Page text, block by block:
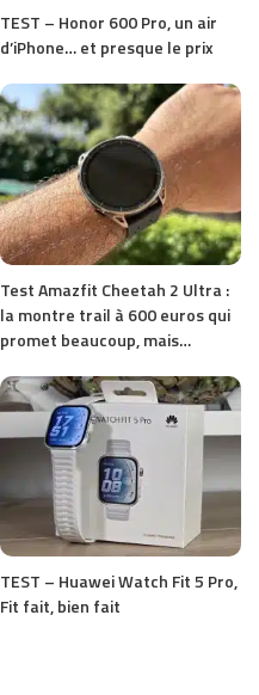
TEST – Honor 600 Pro, un air
d’iPhone… et presque le prix
Test Amazfit Cheetah 2 Ultra :
la montre trail à 600 euros qui
promet beaucoup, mais…
TEST – Huawei Watch Fit 5 Pro,
Fit fait, bien fait